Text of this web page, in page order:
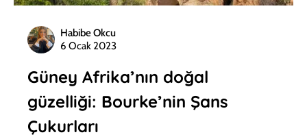
Habibe Okcu
6 Ocak 2023
Güney Afrika’nın doğal
güzelliği: Bourke’nin Şans
Çukurları